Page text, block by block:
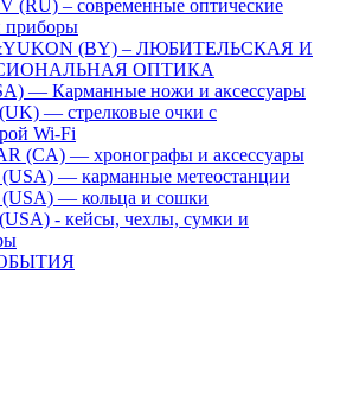
(RU) – современные оптические
приборы
(BY) – ЛЮБИТЕЛЬСКАЯ И
ОПТИКА
— Карманные ножи и аксессуары
— стрелковые очки с
Wi-Fi
(CA) — хронографы и аксессуары
— карманные метеостанции
— кольца и сошки
- кейсы, чехлы, сумки и